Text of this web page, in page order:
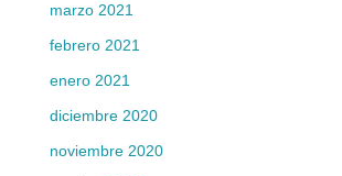
marzo 2021
febrero 2021
enero 2021
diciembre 2020
noviembre 2020